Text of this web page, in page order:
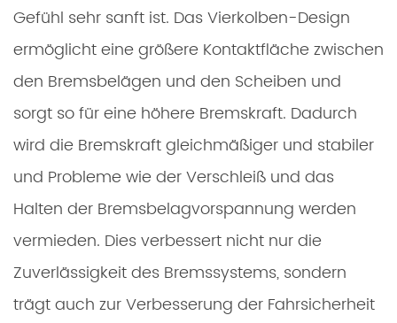
Gefühl sehr sanft ist. Das Vierkolben-Design
ermöglicht eine größere Kontaktfläche zwischen
den Bremsbelägen und den Scheiben und
sorgt so für eine höhere Bremskraft. Dadurch
wird die Bremskraft gleichmäßiger und stabiler
und Probleme wie der Verschleiß und das
Halten der Bremsbelagvorspannung werden
vermieden. Dies verbessert nicht nur die
Zuverlässigkeit des Bremssystems, sondern
trägt auch zur Verbesserung der Fahrsicherheit